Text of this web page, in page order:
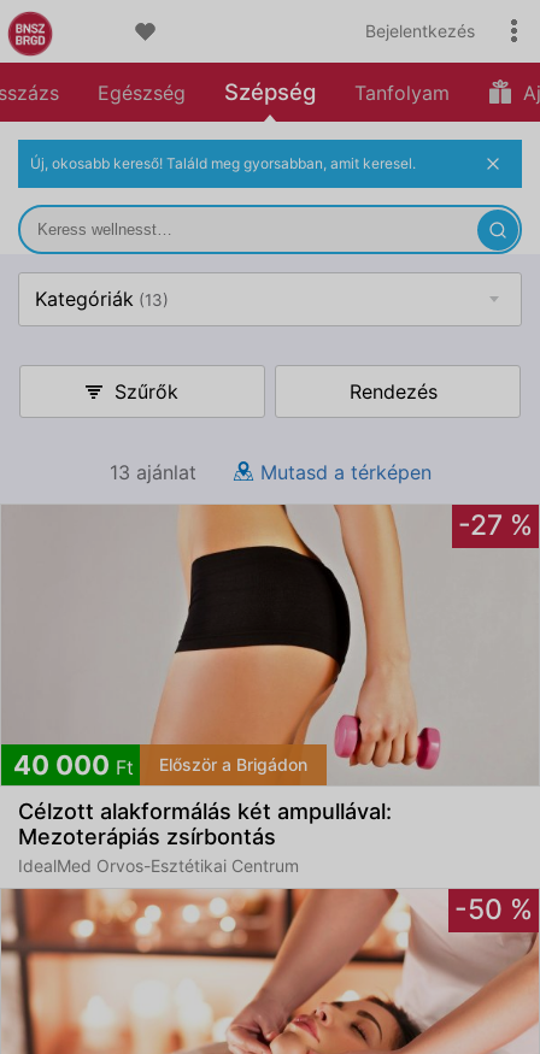
Bejelentkezés
Egészség Szépség Tanfolyam
Új, okosabb kereső! Találd meg gyorsabban, amit keresel.
Kategóriák (13)
Szűrők Rendezés
13 ajánlat Mutasd a térképen
-27 %
40 000 Ft Először a Brigádon
Célzott alakformálás két ampullával:
Mezoterápiás zsírbontás
IdealMed Orvos-Esztétikai Centrum
-50 %